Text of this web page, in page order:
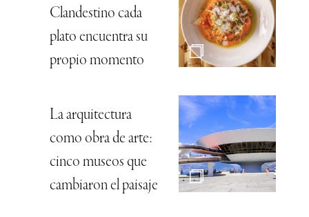
Clandestino cada
plato encuentra su
propio momento
La arquitectura
como obra de arte:
cinco museos que
cambiaron el paisaje